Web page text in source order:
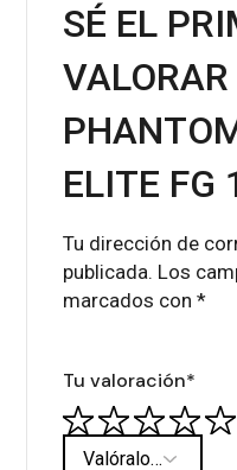
SÉ EL
VALORAR
ELITE FG
Tu dirección de
publicada. Los
marcados con*
Tu valoración*